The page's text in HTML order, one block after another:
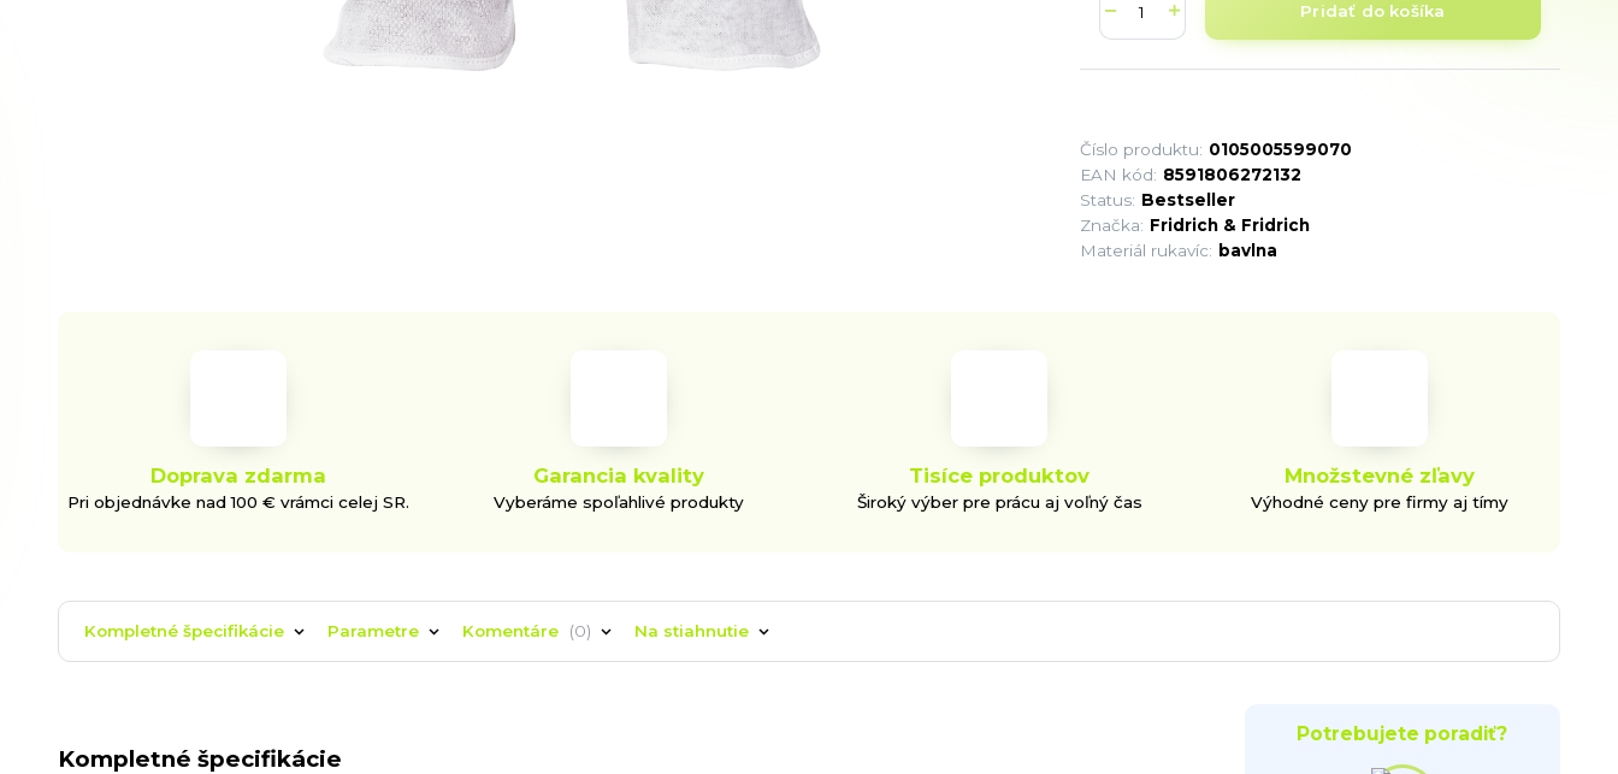
Pridať do košíka
Číslo produktu: 0105005599070
EAN kód: 8591806272132
Status: Bestseller
Značka: Fridrich & Fridrich
Materiál rukavíc: bavlna
Doprava zdarma
Pri objednávke nad 100 € vrámci celej SR.
Garancia kvality
Vyberáme spoľahlivé produkty
Tisíce produktov
Široký výber pre prácu aj voľný čas
Množstevné zľavy
Výhodné ceny pre firmy aj tímy
Kompletné špecifikácie Parametre Komentáre 0 Na stiahnutie
Kompletné špecifikácie
Potrebujete poradiť?